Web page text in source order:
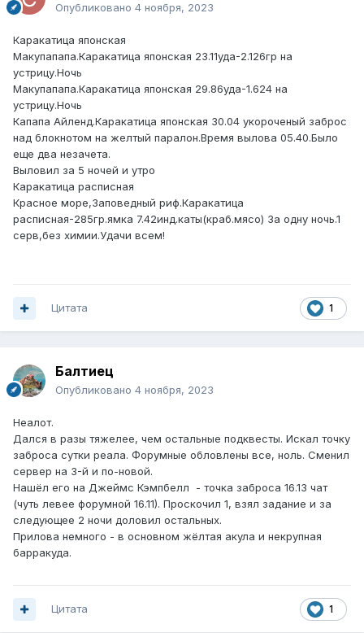
Опубликовано 4 ноября, 2023
Каракатица японская
Макупапапа.Каракатица японская 23.11уда-2.126гр на
устрицу.Ночь
Макупапапа.Каракатица японская 29.86уда-1.624 на
устрицу.Ночь
Капапа Айленд.Каракатица японская 30.04 укороченый заброс
над блокнотом на желтый паралон.Время вылова 05.40.Было
еще два незачета.
Выловил за 5 ночей и утро
Каракатица расписная
Красное море,Заповедный риф.Каракатица
расписная-285гр.ямка 7.42инд.каты(краб.мясо) За одну ночь.1
серв,без химии.Удачи всем!
1
Цитата
Балтиец
Опубликовано 4 ноября, 2023
Неалот.
Дался в разы тяжелее, чем остальные подквесты. Искал точку
заброса сутки реала. Форумные обловлены все, ноль. Сменил
сервер на 3-й и по-новой.
Нашёл его на Джеймс Кэмпбелл - точка заброса 16.13 чат
(чуть левее форумной 16.11). Проскочил 1, взял задание и за
следующее 2 ночи доловил остальных.
Прилова немного - в основном жёлтая акула и некрупная
барракуда.
1
Цитата